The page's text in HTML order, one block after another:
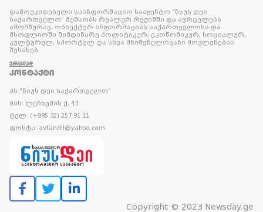
დამოუკიდებელი საინფორმაციო სააგენტო “ნიუს დეი
საქართველო” მუშაობს რეალურ რეჟიმში და ავრცელებს
ამომწურავ, ობიექტურ ინფორმაციას საქართველოსა და
მსოფლიოში მიმდინარე პოლიტიკურ, ეკონომიკურ, სოციალურ,
კულტურულ, სპორტულ და სხვა მნიშვნელოვანი მოვლენების
შესახებ.
ᲕᲠᲪᲚᲐᲓ
ᲙᲝᲜᲢᲐᲥᲢᲘ
პს "ნიუს დეი საქართველო"
მის: ლეჩხუმის ქ. 43
ტელ: (+995 32) 257 91 11
ფოსტა: avtandil@yahoo.com
Copyright © 2023 Newsday.ge